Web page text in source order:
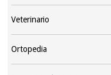
Veterinario
Ortopedia